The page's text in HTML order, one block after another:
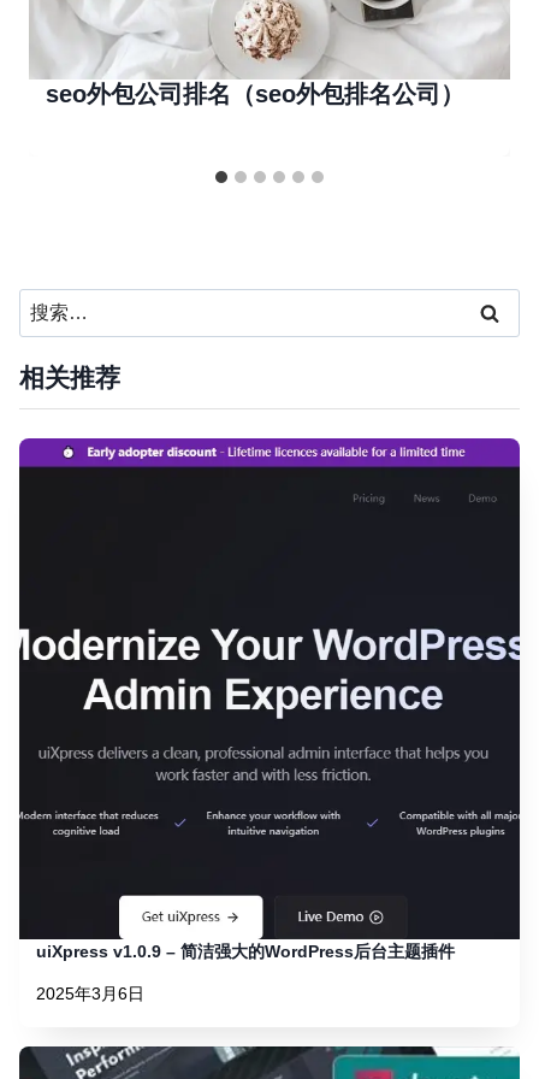
seo外包公司排名（seo外包排名公司）
搜
索：
相关推荐
uiXpress v1.0.9 – 简洁强大的WordPress后台主题插件
2025年3月6日